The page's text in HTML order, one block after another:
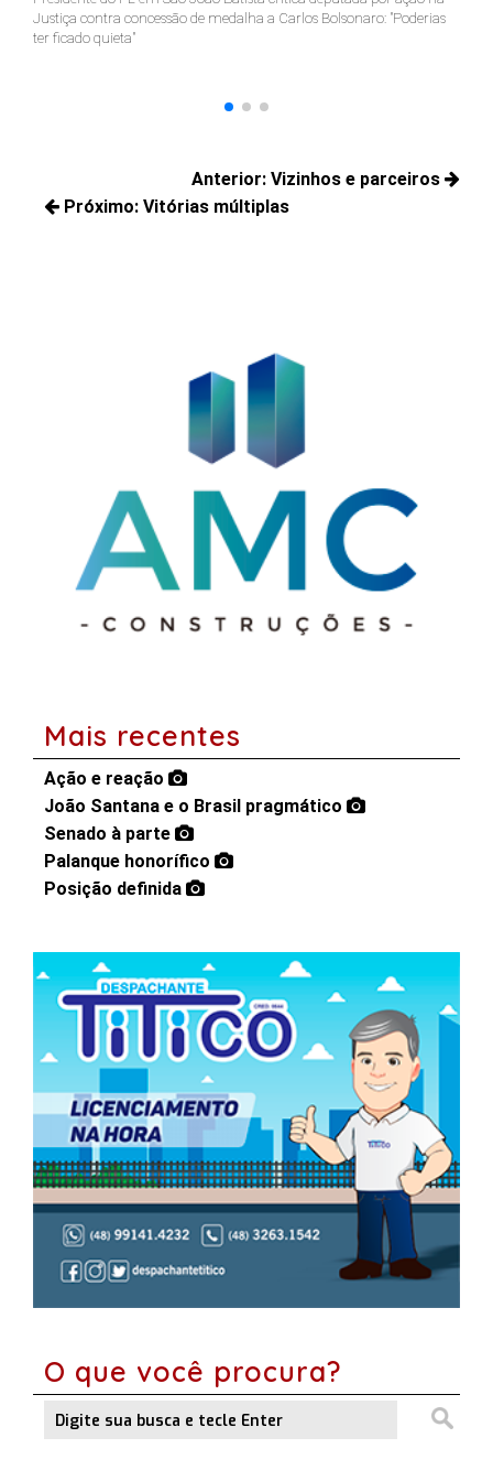
Justiça contra concessão de medalha a Carlos Bolsonaro: "Poderias
ter ficado quieta"
Navegação
de
Anterior:
Posts
Vizinhos e parceiros
Próximo: Vitórias múltiplas
Mais recentes
Ação e reação
João Santana e o Brasil pragmático
Senado à parte
Palanque honorífico
Posição definida
O que você procura?